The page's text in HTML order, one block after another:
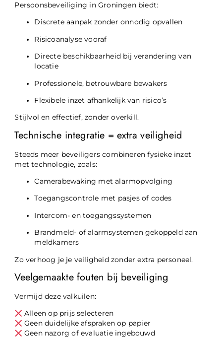
Persoonsbeveiliging in Groningen biedt:
Discrete aanpak zonder onnodig opvallen
Risicoanalyse vooraf
Directe beschikbaarheid bij verandering van
locatie
Professionele, betrouwbare bewakers
Flexibele inzet afhankelijk van risico’s
Stijlvol en effectief, zonder overkill.
Technische integratie = extra veiligheid
Steeds meer beveiligers combineren fysieke inzet
met technologie, zoals:
Camerabewaking met alarmopvolging
Toegangscontrole met pasjes of codes
Intercom- en toegangssystemen
Brandmeld- of alarmsystemen gekoppeld aan
meldkamers
Zo verhoog je je veiligheid zonder extra personeel.
Veelgemaakte fouten bij beveiliging
Vermijd deze valkuilen:
Alleen op prijs selecteren
Geen duidelijke afspraken op papier
Geen nazorg of evaluatie ingebouwd